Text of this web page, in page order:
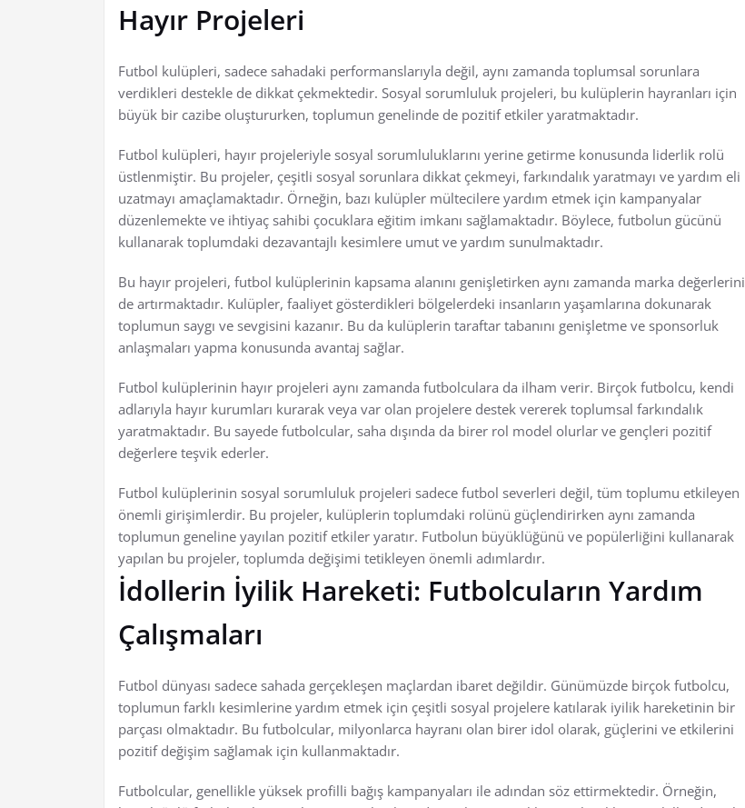
Hayır Projeleri
Futbol kulüpleri, sadece sahadaki performanslarıyla değil, aynı zamanda toplumsal sorunlara
verdikleri destekle de dikkat çekmektedir. Sosyal sorumluluk projeleri, bu kulüplerin hayranları için
büyük bir cazibe oluştururken, toplumun genelinde de pozitif etkiler yaratmaktadır.
Futbol kulüpleri, hayır projeleriyle sosyal sorumluluklarını yerine getirme konusunda liderlik rolü
üstlenmiştir. Bu projeler, çeşitli sosyal sorunlara dikkat çekmeyi, farkındalık yaratmayı ve yardım eli
uzatmayı amaçlamaktadır. Örneğin, bazı kulüpler mültecilere yardım etmek için kampanyalar
düzenlemekte ve ihtiyaç sahibi çocuklara eğitim imkanı sağlamaktadır. Böylece, futbolun gücünü
kullanarak toplumdaki dezavantajlı kesimlere umut ve yardım sunulmaktadır.
Bu hayır projeleri, futbol kulüplerinin kapsama alanını genişletirken aynı zamanda marka değerlerini
de artırmaktadır. Kulüpler, faaliyet gösterdikleri bölgelerdeki insanların yaşamlarına dokunarak
toplumun saygı ve sevgisini kazanır. Bu da kulüplerin taraftar tabanını genişletme ve sponsorluk
anlaşmaları yapma konusunda avantaj sağlar.
Futbol kulüplerinin hayır projeleri aynı zamanda futbolculara da ilham verir. Birçok futbolcu, kendi
adlarıyla hayır kurumları kurarak veya var olan projelere destek vererek toplumsal farkındalık
yaratmaktadır. Bu sayede futbolcular, saha dışında da birer rol model olurlar ve gençleri pozitif
değerlere teşvik ederler.
Futbol kulüplerinin sosyal sorumluluk projeleri sadece futbol severleri değil, tüm toplumu etkileyen
önemli girişimlerdir. Bu projeler, kulüplerin toplumdaki rolünü güçlendirirken aynı zamanda
toplumun geneline yayılan pozitif etkiler yaratır. Futbolun büyüklüğünü ve popülerliğini kullanarak
yapılan bu projeler, toplumda değişimi tetikleyen önemli adımlardır.
İdollerin İyilik Hareketi: Futbolcuların Yardım
Çalışmaları
Futbol dünyası sadece sahada gerçekleşen maçlardan ibaret değildir. Günümüzde birçok futbolcu,
toplumun farklı kesimlerine yardım etmek için çeşitli sosyal projelere katılarak iyilik hareketinin bir
parçası olmaktadır. Bu futbolcular, milyonlarca hayranı olan birer idol olarak, güçlerini ve etkilerini
pozitif değişim sağlamak için kullanmaktadır.
Futbolcular, genellikle yüksek profilli bağış kampanyaları ile adından söz ettirmektedir. Örneğin,